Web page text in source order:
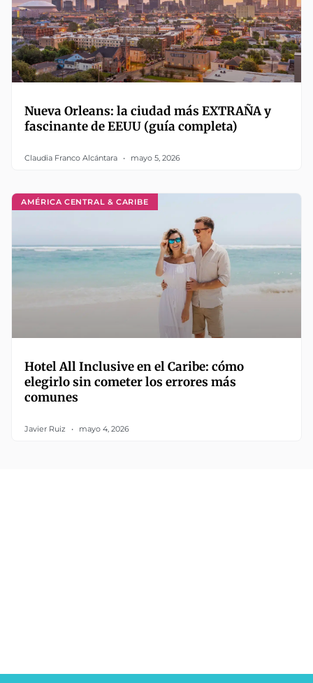
Nueva Orleans: la ciudad más EXTRAÑA y
fascinante de EEUU (guía completa)
Claudia Franco Alcántara mayo 5, 2026
AMÉRICA CENTRAL & CARIBE
Hotel All Inclusive en el Caribe: cómo
elegirlo sin cometer los errores más
comunes
Javier Ruiz mayo 4, 2026